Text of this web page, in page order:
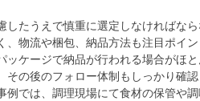
たうえで慎重に選定しなければな
物流や梱包、納品方法も注目ポイ
ケージで納品が行われる場合がほ
の後のフォロー体制もしっかり確
では、調理現場にて食材の保管や